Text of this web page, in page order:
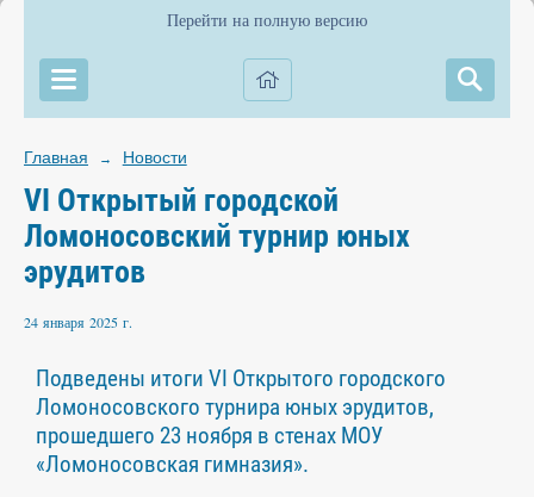
Перейти на полную версию
Главная → Новости
VI Открытый городской
Ломоносовский турнир юных
эрудитов
24 января 2025 г.
Подведены итоги VI Открытого городского
Ломоносовского турнира юных эрудитов,
прошедшего 23 ноября в стенах МОУ
«Ломоносовская гимназия».